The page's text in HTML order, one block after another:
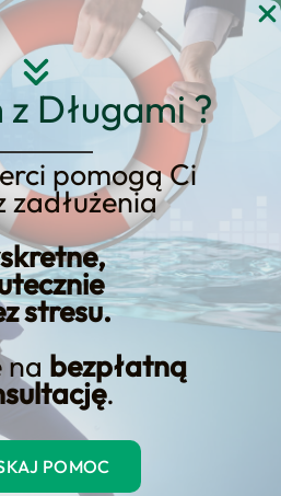
Długami ?
pomogą Ci
zadłużenia
stresu.
na bezpłatną
.
POMOC
Uzyskać
Banku o
z najpopularniejszych
Jednak zanim
musisz zdobyć zgodę banku na